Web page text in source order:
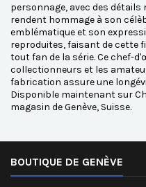
personnage, avec des
rendent hommage à son
emblématique et son
reproduites, faisant de cette
tout fan de la série. Ce chef-
collectionneurs et les
fabrication assure une
Disponible maintenant sur
magasin de Genève, Suisse.
BOUTIQUE DE GENÈVE